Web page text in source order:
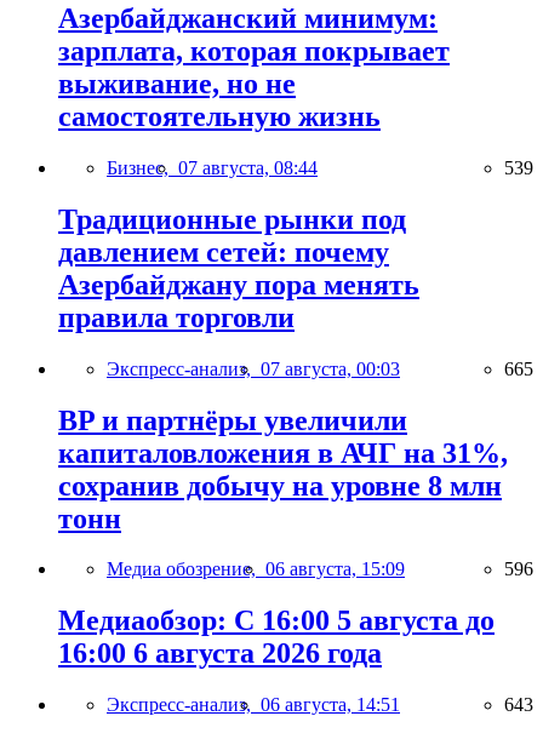
Азербайджанский минимум:
зарплата, которая покрывает
выживание, но не
самостоятельную жизнь
Бизнес, 07 августа, 08:44 539
Традиционные рынки под
давлением сетей: почему
Азербайджану пора менять
правила торговли
Экспресс-анализ, 07 августа, 00:03 665
BP и партнёры увеличили
капиталовложения в АЧГ на 31%,
сохранив добычу на уровне 8 млн
тонн
Медиа обозрение, 06 августа, 15:09 596
Медиаобзор: С 16:00 5 августа до
16:00 6 августа 2026 года
Экспресс-анализ, 06 августа, 14:51 643